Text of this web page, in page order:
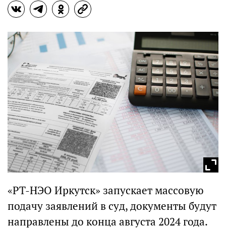
«РТ-НЭО Иркутск» запускает массовую
подачу заявлений в суд, документы будут
направлены до конца августа 2024 года.